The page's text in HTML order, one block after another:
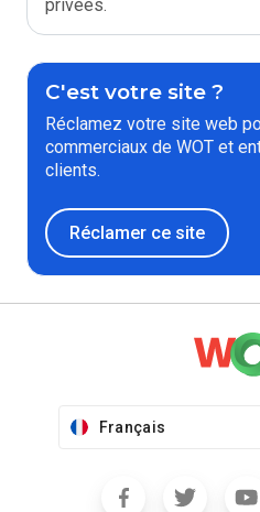
privées.
C'est votre site ?
Réclamez votre site web
commerciaux de WOT et
clients.
Réclamer ce site
Français